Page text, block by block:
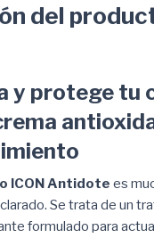
del
y protege tu
ICON Antidote es
Se trata de un
formulado para